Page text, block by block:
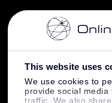
This website uses
We use cookies to
provide social
traffic. We also